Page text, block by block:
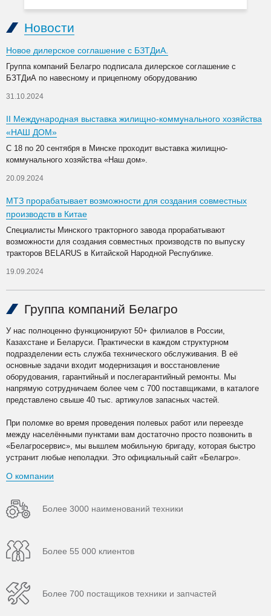
Новости
Новое дилерское соглашение с БЗТДиА.
Группа компаний Белагро подписала дилерское соглашение с
БЗТДиА по навесному и прицепному оборудованию
31.10.2024
II Международная выставка жилищно-коммунального хозяйства
«НАШ ДОМ»
С 18 по 20 сентября в Минске проходит выставка жилищно-
коммунального хозяйства «Наш дом».
20.09.2024
МТЗ прорабатывает возможности для создания совместных
производств в Китае
Специалисты Минского тракторного завода прорабатывают
возможности для создания совместных производств по выпуску
тракторов BELARUS в Китайской Народной Республике.
19.09.2024
Группа компаний Белагро
У нас полноценно функционируют 50+ филиалов в России,
Казахстане и Беларуси. Практически в каждом структурном
подразделении есть служба технического обслуживания. В её
основные задачи входит модернизация и восстановление
оборудования, гарантийный и послегарантийный ремонты. Мы
напрямую сотрудничаем более чем с 700 поставщиками, в каталоге
представлено свыше 40 тыс. артикулов запасных частей.
При поломке во время проведения полевых работ или переезде
между населёнными пунктами вам достаточно просто позвонить в
«Белагросервис», мы вышлем мобильную бригаду, которая быстро
устранит любые неполадки. Это официальный сайт «Белагро».
О компании
Более 3000 наименований техники
Более 55 000 клиентов
Более 700 постащиков техники и запчастей